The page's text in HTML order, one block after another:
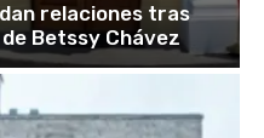
relaciones tras
Betssy Chávez